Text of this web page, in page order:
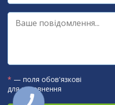
* — поля обов'язкові
для заповнення
КНОПКА
ЗВ'ЯЗКУ